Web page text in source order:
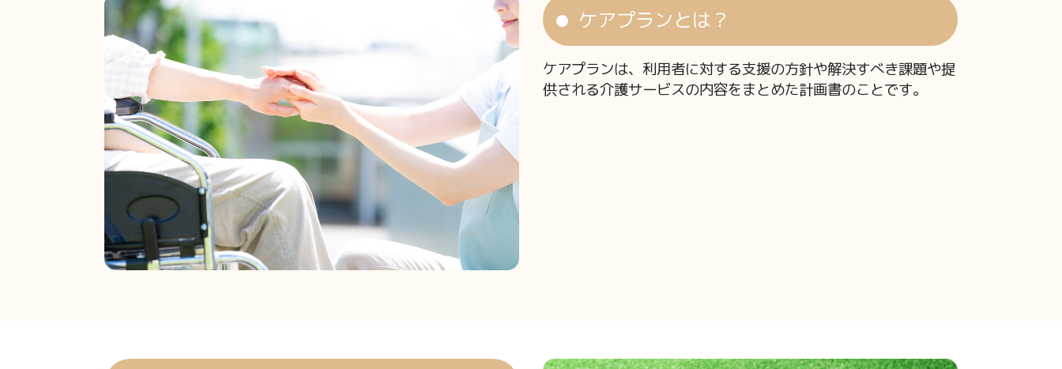
ケアプランとは？
ケアプランは、利用者に対する支援の方針や解決すべき課題や提
供される介護サービスの内容をまとめた計画書のことです。